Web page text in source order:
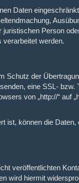
Daten
Person
verarbeitet werden.
Schutz der
eine SSL-
von „http://“ auf
ist, können die
veröffentlichten
wird hiermit